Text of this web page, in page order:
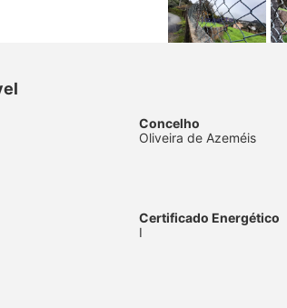
Concelho
Oliveira de Azeméis
Certificado Energético
I